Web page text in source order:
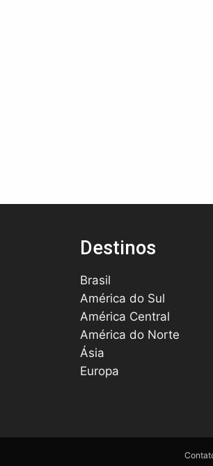
Destinos
Brasil
América do Sul
América Central
América do Norte
Ásia
Europa